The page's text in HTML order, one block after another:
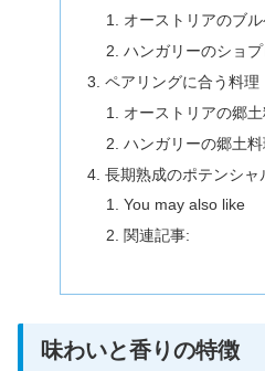
オーストリアのブ
ハンガリーのショ
ペアリングに合う料理
オーストリアの郷
ハンガリーの郷土
長期熟成のポテンシャ
You may also like
関連記事:
味わいと香りの特徴